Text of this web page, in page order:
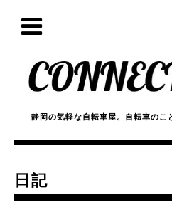
静岡の気軽な自転車屋。自転車のこ
日記